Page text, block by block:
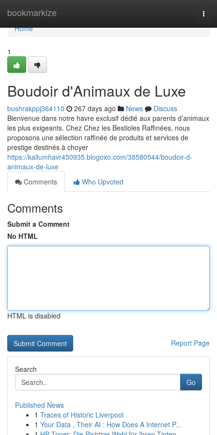
bookmarkize
Home
Home
1
Boudoir d'Animaux de Luxe
bushrakppj364110 267 days ago News
Discuss
Bienvenue dans notre havre exclusif dédié aux parents d’animaux
les plus exigeants. Chez Chez les Bestioles Raffinées, nous
proposons une sélection raffinée de produits et services de
prestige destinés à choyer
https://kallumhavr450935.blogoxo.com/38580544/boudoir-d-
animaux-de-luxe
Comments
Who Upvoted
Comments
Submit a Comment
No HTML
HTML is disabled
Report Page
Search
Go
Published News
1 Traces of Historic Liverpool
1 Your Data , Their AI : How Does A Internet P...